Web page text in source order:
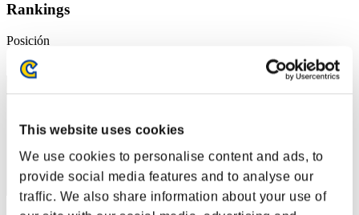
This website uses cookies
We use cookies to personalise content and ads, to
provide social media features and to analyse our
traffic. We also share information about your use of
Rankings
Posición